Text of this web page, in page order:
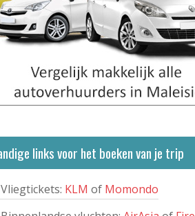
links voor het boeken van je trip
Vliegtickets: KLM of Momondo